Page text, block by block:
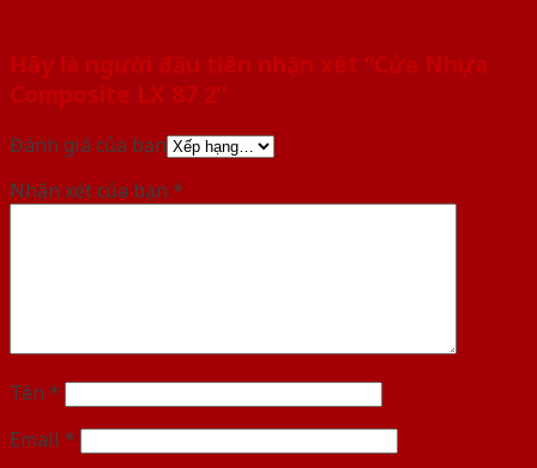
Hãy là người đầu tiên nhận xét “Cửa Nhựa
Composite LX 87 2”
Đánh giá của bạn
Nhận xét của bạn *
Tên *
Email *